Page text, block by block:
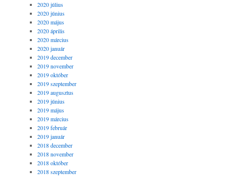
2020 július
2020 június
2020 május
2020 április
2020 március
2020 január
2019 december
2019 november
2019 október
2019 szeptember
2019 augusztus
2019 június
2019 május
2019 március
2019 február
2019 január
2018 december
2018 november
2018 október
2018 szeptember